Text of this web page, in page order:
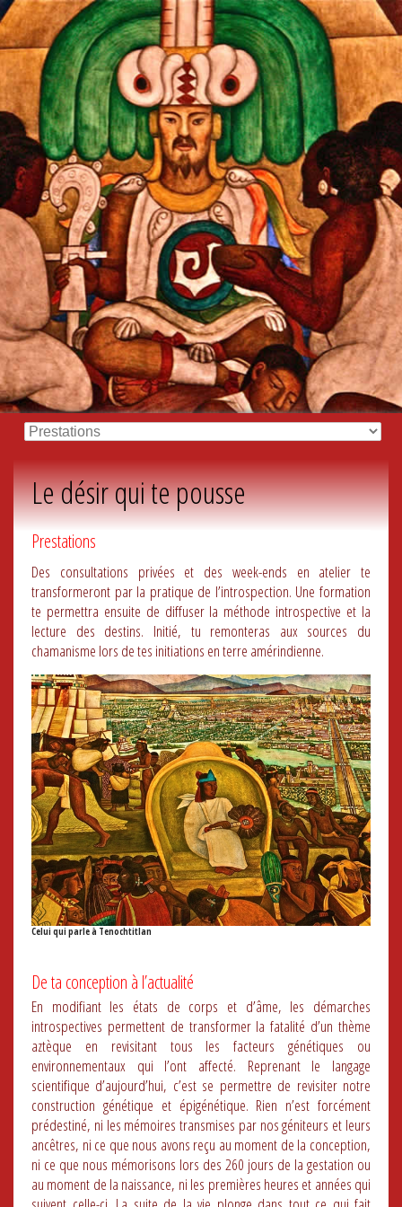
Le désir qui te pousse
Prestations
Des consultations privées et des week-ends en atelier te
transformeront par la pratique de l’introspection. Une formation
te permettra ensuite de diffuser la méthode introspective et la
lecture des destins. Initié, tu remonteras aux sources du
chamanisme lors de tes initiations en terre amérindienne.
Celui qui parle à Tenochtitlan
De ta conception à l’actualité
En modifiant les états de corps et d’âme, les démarches
introspectives permettent de transformer la fatalité d’un thème
aztèque en revisitant tous les facteurs génétiques ou
environnementaux qui l’ont affecté. Reprenant le langage
scientifique d’aujourd’hui, c’est se permettre de revisiter notre
construction génétique et épigénétique. Rien n’est forcément
prédestiné, ni les mémoires transmises par nos géniteurs et leurs
ancêtres, ni ce que nous avons reçu au moment de la conception,
ni ce que nous mémorisons lors des 260 jours de la gestation ou
au moment de la naissance, ni les premières heures et années qui